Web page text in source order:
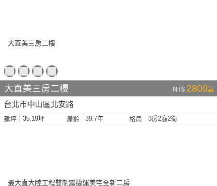
大直美三房二樓 NT$ 2800萬
台北市中山區北安路
建坪 35.19坪 屋齡 39.7年 格局 3房2廳2衛